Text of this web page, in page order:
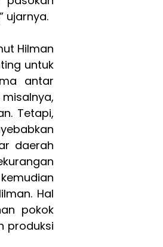
ujarnya.
Hilman
untuk
antar
Tetapi,
daerah
Hal
pokok
produksi